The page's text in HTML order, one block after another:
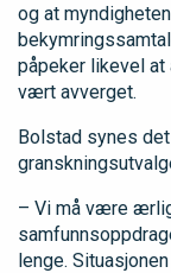
og at
påpeker likevel at
vært avverget.
Bolstad synes
– Vi må være
lenge.